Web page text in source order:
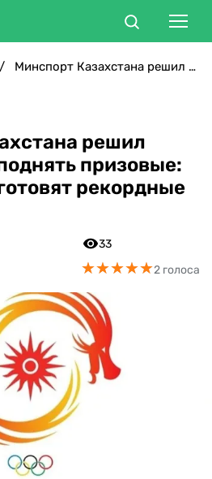
Минспорт Казахстана решил существенно поднять призовые: спортсменам готовят рекордные премии
решил
призовые:
рекордные
33
★★★★★
★★★★★2 голоса